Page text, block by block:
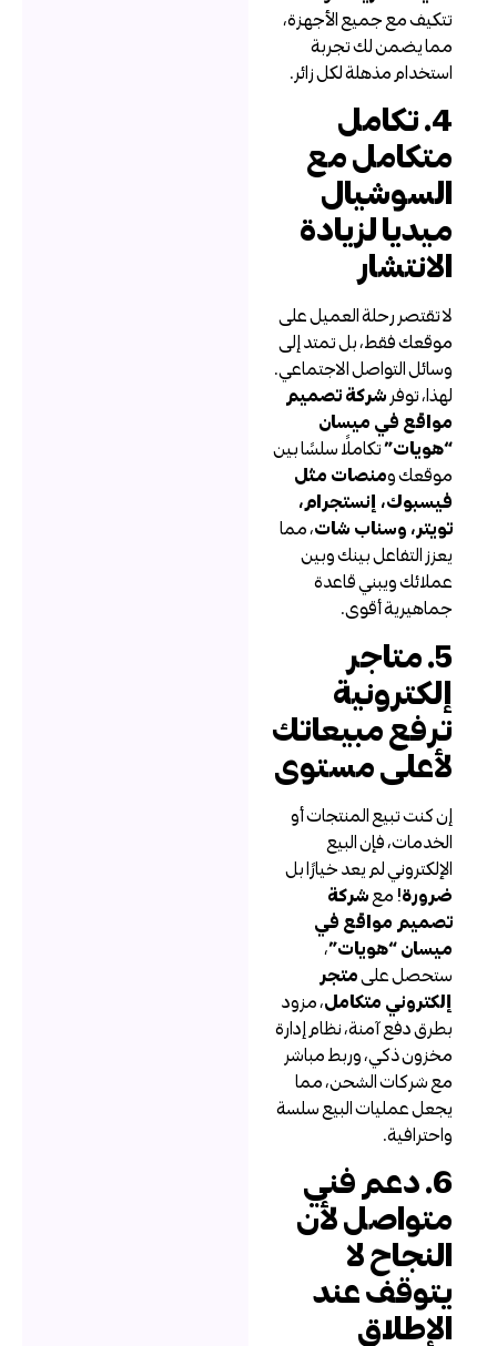
تتكيف مع جميع الأجهزة،
مما يضمن لك تجربة
استخدام مذهلة لكل زائر.
4. تكامل
متكامل مع
السوشيال
ميديا لزيادة
الانتشار
لا تقتصر رحلة العميل على
موقعك فقط، بل تمتد إلى
وسائل التواصل الاجتماعي.
لهذا، توفرشركة تصميم
مواقع في ميسان
“هويات”تكاملًا سلسًا بين
موقعك ومنصات مثل
فيسبوك، إنستجرام،
تويتر، وسناب شات، مما
يعزز التفاعل بينك وبين
عملائك ويبني قاعدة
جماهيرية أقوى.
5. متاجر
إلكترونية
ترفع مبيعاتك
لأعلى مستوى
إن كنت تبيع المنتجات أو
الخدمات، فإن البيع
الإلكتروني لم يعد خيارًا بل
ضرورة! معشركة
تصميم مواقع في
ميسان “هويات”،
ستحصل علىمتجر
إلكتروني متكامل، مزود
بطرق دفع آمنة، نظام إدارة
مخزون ذكي، وربط مباشر
مع شركات الشحن، مما
يجعل عمليات البيع سلسة
واحترافية.
6. دعم فني
متواصل لأن
النجاح لا
يتوقف عند
الإطلاق